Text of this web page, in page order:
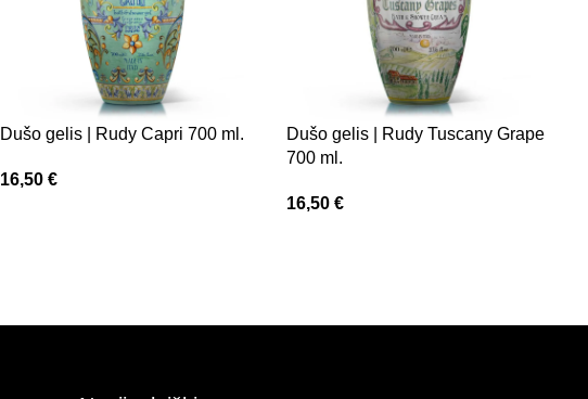
Dušo gelis | Rudy Capri 700 ml.
16,50 €
Dušo gelis | Rudy Tuscany Grape
700 ml.
16,50 €